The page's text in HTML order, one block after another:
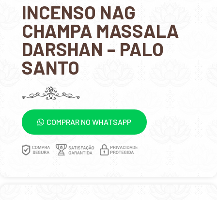
INCENSO NAG
CHAMPA MASSALA
DARSHAN – PALO
SANTO
COMPRAR NO WHATSAPP